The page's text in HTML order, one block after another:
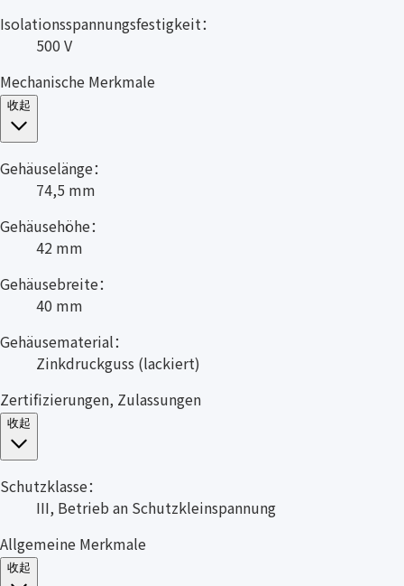
Isolationsspannungsfestigkeit：
500 V
Mechanische Merkmale
收起
Gehäuselänge：
74,5 mm
Gehäusehöhe：
42 mm
Gehäusebreite：
40 mm
Gehäusematerial：
Zinkdruckguss (lackiert)
Zertifizierungen, Zulassungen
收起
Schutzklasse：
III, Betrieb an Schutzkleinspannung
Allgemeine Merkmale
收起